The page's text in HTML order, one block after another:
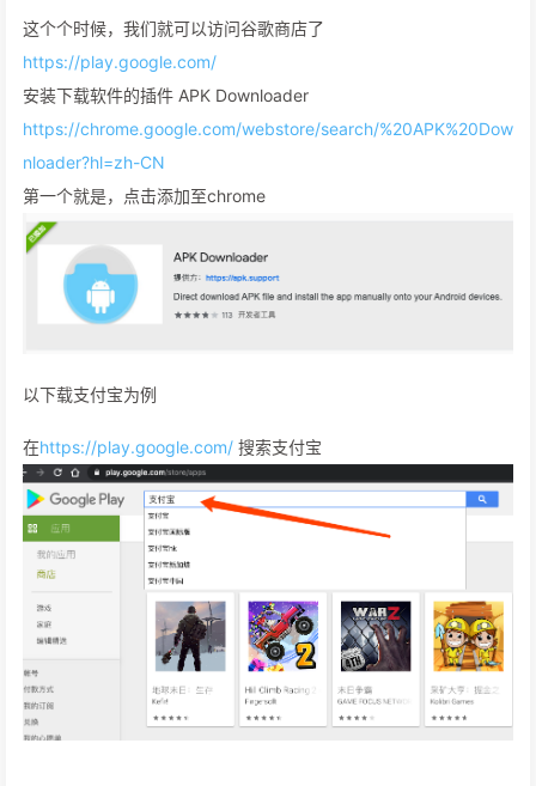
这个个时候，我们就可以访问谷歌商店了
https://play.google.com/
安装下载软件的插件 APK Downloader
https://chrome.google.com/webstore/search/%20APK%20Dow
nloader?hl=zh-CN
第一个就是，点击添加至chrome
以下载支付宝为例
在https://play.google.com/ 搜索支付宝